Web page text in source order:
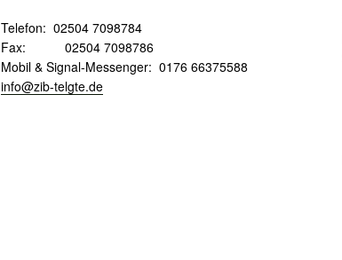
Telefon: 02504 7098784
Fax: 02504 7098786
Mobil & Signal-Messenger: 0176 66375588
info@zib-telgte.de